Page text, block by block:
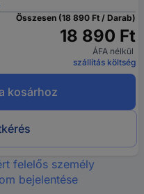
Összesen (18 890 Ft / Darab)
18 890 Ft
ÁFA nélkül
szállítás költség
kosárhoz
felelős személy
bejelentése